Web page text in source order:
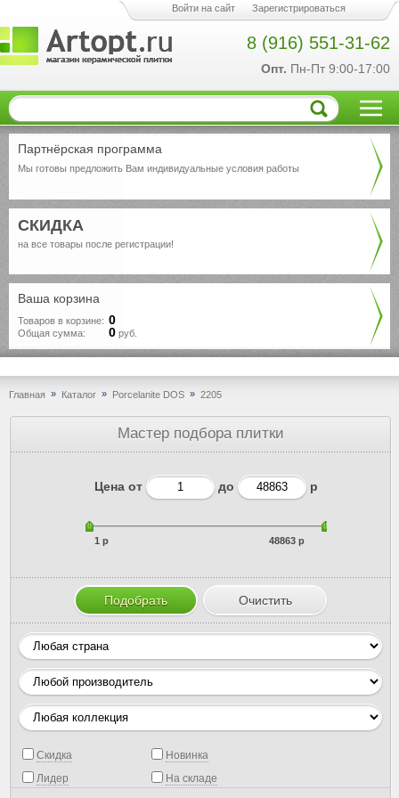
Войти на сайт Зарегистрироваться
8 (916) 551-31-62
Опт. Пн-Пт 9:00-17:00
Партнёрская программа
Мы готовы предложить Вам индивидуальные условия работы
СКИДКА
на все товары после регистрации!
Ваша корзина
Товаров в корзине: 0
Общая сумма: 0 руб.
Главная » Каталог » Porcelanite DOS » 2205
Мастер подбора плитки
Цена от до р
1 р 48863 р
Скидка
Новинка
Лидер
На складе